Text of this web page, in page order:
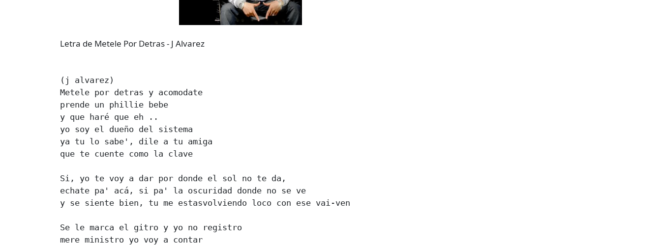
Letra de Metele Por Detras - J Alvarez
(j alvarez)
Metele por detras y acomodate
prende un phillie bebe
y que haré que eh ..
yo soy el dueño del sistema
ya tu lo sabe', dile a tu amiga
que te cuente como la clave
Si, yo te voy a dar por donde el sol no te da,
echate pa' acá, si pa' la oscuridad donde no se ve
y se siente bien, tu me estasvolviendo loco con ese vai-ven
Se le marca el gitro y yo no registro
mere ministro yo voy a contar